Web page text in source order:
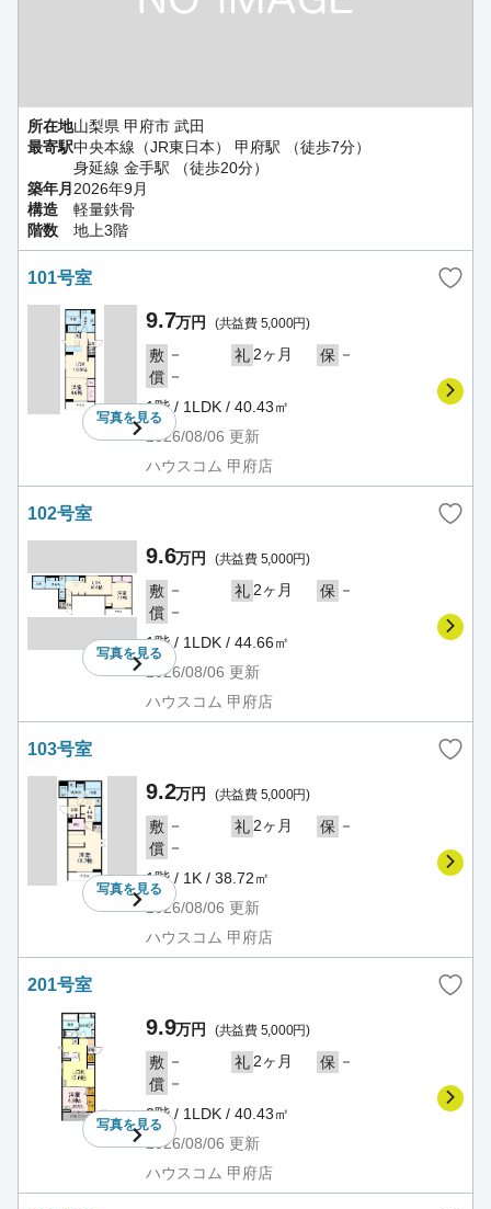
所在地山梨県 甲府市 武田
最寄駅中央本線（JR東日本） 甲府駅 （徒歩7分）
身延線 金手駅 （徒歩20分）
築年月 2026年9月
構造
軽量鉄骨
階数
地上3階
101号室
写真を見る
9.7万円 (共益費 5,000円)
敷 － 礼 2ヶ月 保 －
償 －
1階 / 1LDK / 40.43㎡
2026/08/06 更新
ハウスコム 甲府店
102号室
写真を見る
9.6万円 (共益費 5,000円)
敷 － 礼 2ヶ月 保 －
償 －
1階 / 1LDK / 44.66㎡
2026/08/06 更新
ハウスコム 甲府店
103号室
写真を見る
9.2万円 (共益費 5,000円)
敷 － 礼 2ヶ月 保 －
償 －
1階 / 1K / 38.72㎡
2026/08/06 更新
ハウスコム 甲府店
201号室
写真を見る
9.9万円 (共益費 5,000円)
敷 － 礼 2ヶ月 保 －
償 －
2階 / 1LDK / 40.43㎡
2026/08/06 更新
ハウスコム 甲府店